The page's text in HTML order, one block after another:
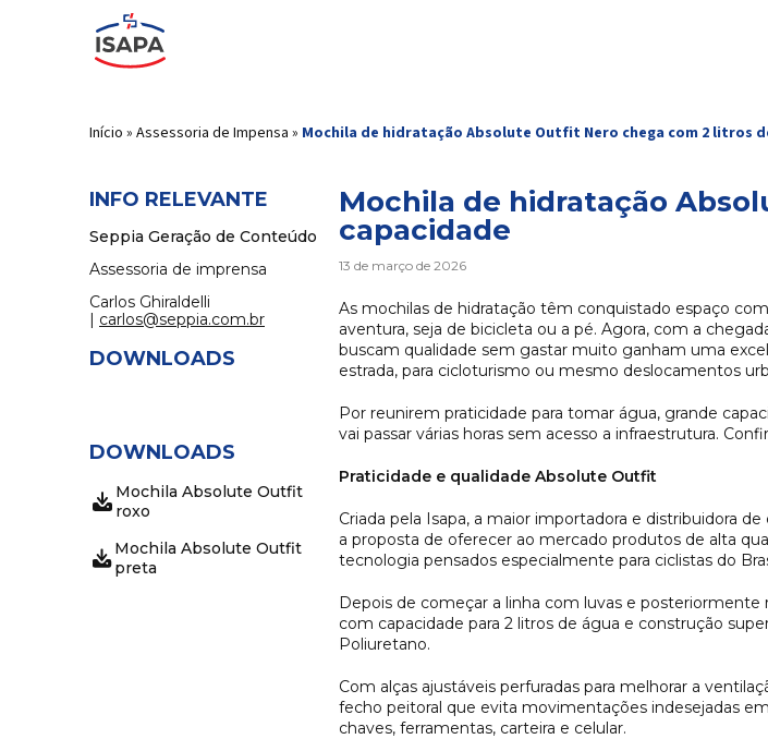
Início » Assessoria de Impensa » Mochila de hidratação Absolute Outfit Nero chega com 2 litros
INFO RELEVANTE
Seppia Geração de Conteúdo
Assessoria de imprensa
Carlos Ghiraldelli
| carlos@seppia.com.br
DOWNLOADS
DOWNLOADS
Mochila Absolute Outfit
roxo
Mochila Absolute Outfit
preta
Mochila de hidratação
capacidade
13 de março de 2026
As mochilas de hidratação têm conquistado espaço
aventura, seja de bicicleta ou a pé. Agora, com a
buscam qualidade sem gastar muito ganham uma
estrada, para cicloturismo ou mesmo deslocamentos
Por reunirem praticidade para tomar água, grande
vai passar várias horas sem acesso a infraestrutura.
Praticidade e qualidade Absolute Outfit
Criada pela Isapa, a maior importadora e distribuidora
a proposta de oferecer ao mercado produtos de alta
tecnologia pensados especialmente para ciclistas do
Depois de começar a linha com luvas e posteriormente
com capacidade para 2 litros de água e construção
Poliuretano.
Com alças ajustáveis perfuradas para melhorar a
fecho peitoral que evita movimentações indesejadas
chaves, ferramentas, carteira e celular.